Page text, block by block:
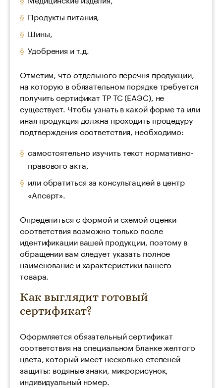
Продукты питания,
Шины,
Удобрения и т.д.
Отметим, что отдельного перечня продукции,
на которую в обязательном порядке требуется
получить сертификат ТР ТС (ЕАЭС), не
существует. Чтобы узнать в какой форме та или
иная продукция должна проходить процедуру
подтверждения соответствия, необходимо:
самостоятельно изучить текст нормативно-
правового акта,
или обратиться за консультацией в центр
«Апсерт».
Определиться с формой и схемой оценки
соответствия возможно только после
идентификации вашей продукции, поэтому в
обращении вам следует указать полное
наименование и характеристики вашего
товара.
Как выглядит готовый
сертификат?
Оформляется обязательный сертификат
соответствия на специальном бланке желтого
цвета, который имеет несколько степеней
защиты: водяные знаки, микрорисунок,
индивидуальный номер.